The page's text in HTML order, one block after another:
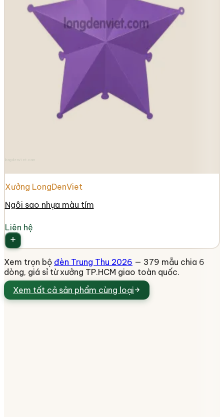
Xưởng LongDenViet
Ngôi sao nhựa màu tím
Liên hệ
Xem trọn bộ đèn Trung Thu 2026 — 379 mẫu chia 6
dòng, giá sỉ từ xưởng TP.HCM giao toàn quốc.
Xem tất cả sản phẩm cùng loại